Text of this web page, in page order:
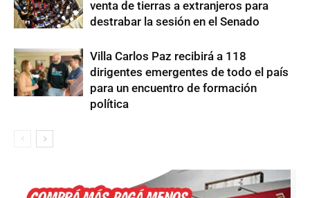
venta de tierras a extranjeros para
destrabar la sesión en el Senado
Villa Carlos Paz recibirá a 118
dirigentes emergentes de todo el país
para un encuentro de formación
política